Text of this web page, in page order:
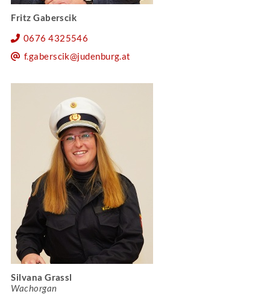
Fritz Gaberscik
0676 4325546
f.gaberscik@judenburg.at
Silvana Grassl
Wachorgan